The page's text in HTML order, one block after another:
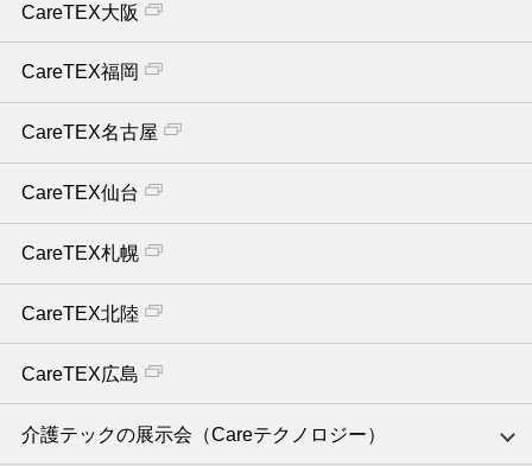
CareTEX大阪
CareTEX福岡
CareTEX名古屋
CareTEX仙台
CareTEX札幌
CareTEX北陸
CareTEX広島
介護テックの展示会（Careテクノロジー）